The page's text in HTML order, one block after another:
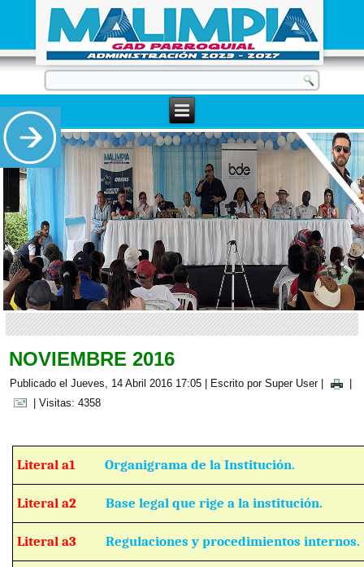
NOVIEMBRE 2016
Publicado el Jueves, 14 Abril 2016 17:05 Escrito por Super User|
| Visitas: 4358
Literal a1 Organigrama de la Institución.
Literal a2 Base legal que rige a la institución.
Literal a3 Regulaciones y procedimientos internos.